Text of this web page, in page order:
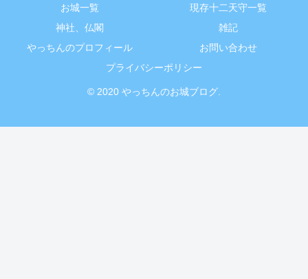
お城一覧
現存十二天守一覧
神社、仏閣
雑記
やっちんのプロフィール
お問い合わせ
プライバシーポリシー
© 2020 やっちんのお城ブログ.